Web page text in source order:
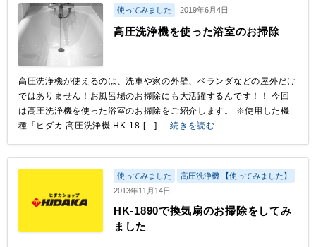
使ってみました 2019年6月4日
高圧洗浄機を使った浴室のお掃除
高圧洗浄機が使えるのは、洗車や家の外壁、ベランダなどの屋外だけ
ではありません！お風呂場のお掃除にも大活躍するんです！！ 今回
は高圧洗浄機を使った浴室のお掃除をご紹介します。 ※使用した機
種「ヒダカ 高圧洗浄機 HK-18 […] ... 続きを読む
使ってみました
高圧洗浄機 【使ってみました】
2013年11月14日
HK-1890で換気扇のお掃除をしてみ
ました